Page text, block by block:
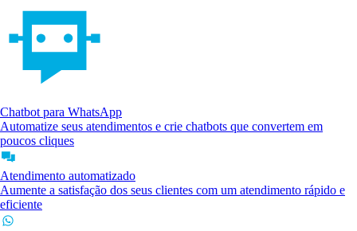
Chatbot para WhatsApp
Automatize seus atendimentos e crie chatbots que convertem em
poucos cliques
Atendimento automatizado
Aumente a satisfação dos seus clientes com um atendimento rápido e
eficiente